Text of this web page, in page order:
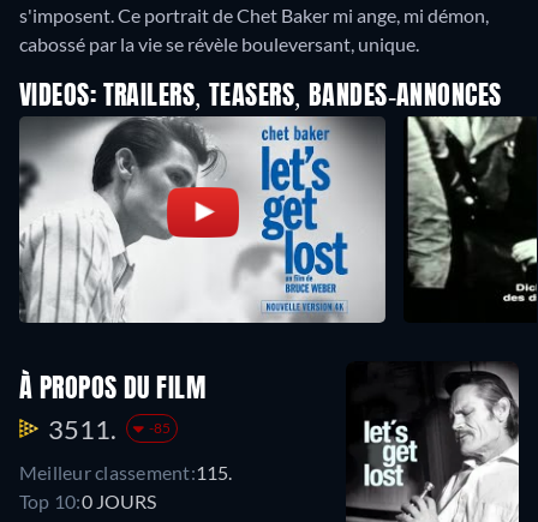
s'imposent. Ce portrait de Chet Baker mi ange, mi démon,
cabossé par la vie se révèle bouleversant, unique.
VIDEOS: TRAILERS, TEASERS, BANDES-ANNONCES
À PROPOS DU FILM
3511. -85
Meilleur classement:115.
Top 10:0 JOURS